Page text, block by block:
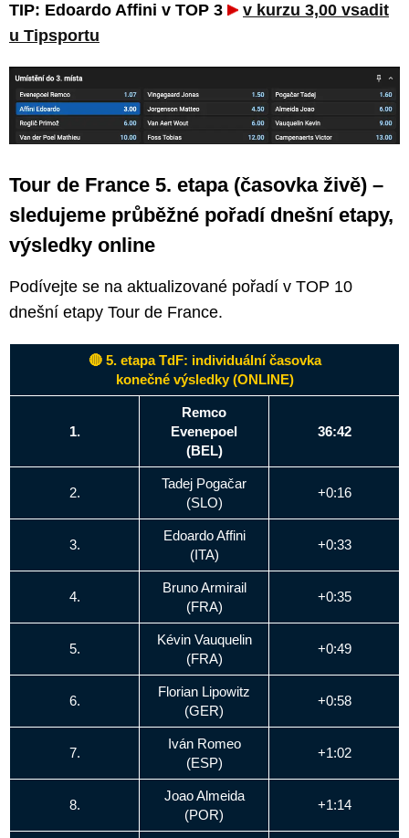
TIP: Edoardo Affini v TOP 3
v kurzu 3,00 vsadit
u Tipsportu
Tour de France 5. etapa (časovka živě) –
sledujeme průběžné pořadí dnešní etapy,
výsledky online
Podívejte se na aktualizované pořadí v TOP 10
dnešní etapy Tour de France.
🔴 5. etapa TdF: individuální časovka
konečné výsledky (ONLINE)
1.
Remco
Evenepoel
(BEL)
36:42
2.
Tadej Pogačar
(SLO)
+0:16
3.
Edoardo Affini
(ITA)
+0:33
4.
Bruno Armirail
(FRA)
+0:35
5.
Kévin Vauquelin
(FRA)
+0:49
6.
Florian Lipowitz
(GER)
+0:58
7.
Iván Romeo
(ESP)
+1:02
8.
Joao Almeida
(POR)
+1:14